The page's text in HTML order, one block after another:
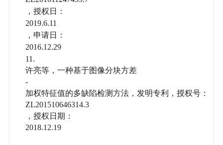
，授权日：
2019.6.11
，申请日：
2016.12.29
11.
许亮等， 一种基于图像分块方差
-
加权特征值的多缺陷检测方法，发明专利，授权号：
ZL201510646314.3
，授权日期：
2018.12.19